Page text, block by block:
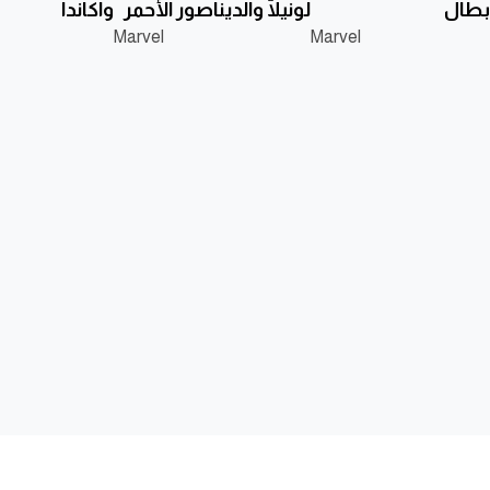
Marvel
لونيلّا والديناصور الأحمر
Marvel
واكاندا